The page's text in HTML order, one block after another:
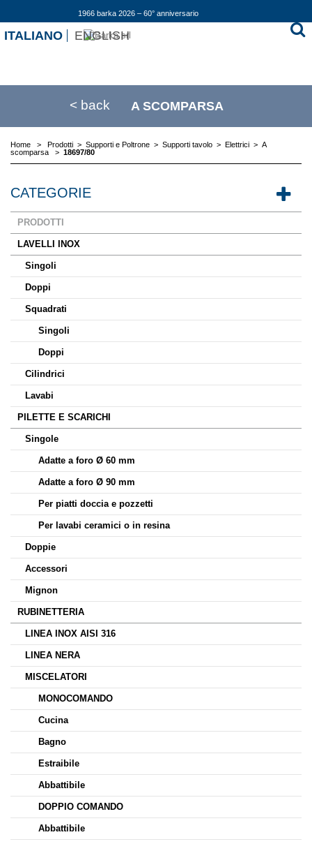
1966 barka 2026 – 60° anniversario
ITALIANO ENGLISH
< back A SCOMPARSA
Home > Prodotti > Supporti e Poltrone > Supporti tavolo > Elettrici > A
scomparsa
> 18697/80
CATEGORIE
PRODOTTI
LAVELLI INOX
Singoli
Doppi
Squadrati
Singoli
Doppi
Cilindrici
Lavabi
PILETTE E SCARICHI
Singole
Adatte a foro Ø 60 mm
Adatte a foro Ø 90 mm
Per piatti doccia e pozzetti
Per lavabi ceramici o in resina
Doppie
Accessori
Mignon
RUBINETTERIA
LINEA INOX AISI 316
LINEA NERA
MISCELATORI
MONOCOMANDO
Cucina
Bagno
Estraibile
Abbattibile
DOPPIO COMANDO
Abbattibile